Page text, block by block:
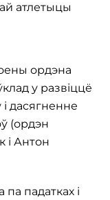
атлетыцы
ордэна
у развіццё
дасягненне
(ордэн
і Антон
па падатках і